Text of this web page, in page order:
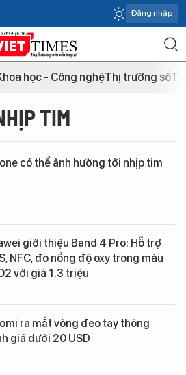
Đăng nhập
học - Công nghệThị trường số
TIM
có thể ảnh hưởng tới nhịp tim
giới thiệu Band 4 Pro: Hỗ trợ
NFC, đo nồng độ oxy trong màu
với giá 1.3 triệu
ra mắt vòng đeo tay thông
giá dưới 20 USD